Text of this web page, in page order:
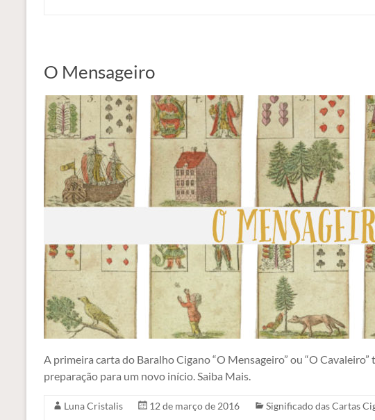
O Mensageiro
A primeira carta do Baralho Cigano “O Mensageiro” ou “O
preparação para um novo início. Saiba Mais.
Luna Cristalis 12 de março de 2016 Significado das Cartas